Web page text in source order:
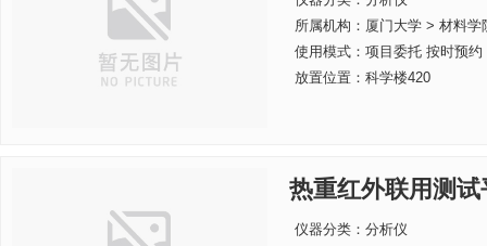
所属机构： 厦门大学 > 材料学
使用模式：项目委托 按时预约
放置位置：科学楼420
热重红外联用测试
仪器分类：分析仪